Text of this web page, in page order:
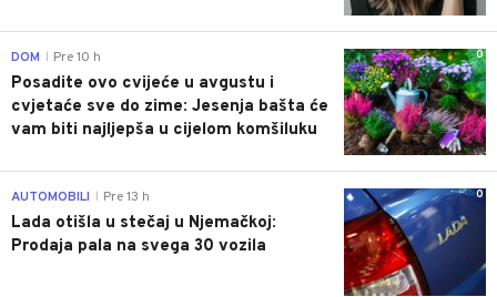
0
DOM Pre 10 h
Posadite ovo cvijeće u avgustu i
cvjetaće sve do zime: Jesenja bašta će
vam biti najljepša u cijelom komšiluku
0
AUTOMOBILI Pre 13 h
Lada otišla u stečaj u Njemačkoj:
Prodaja pala na svega 30 vozila